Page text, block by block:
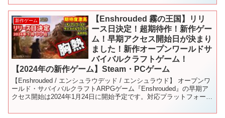
新作ゲーム
【Enshrouded 霧の王国】リリ
ース日決定！超期待作！新作ゲー
ム！早期アクセス開始日が決まり
ました！新作オープンワールドサ
バイバルクラフトゲーム！
【2024年の新作ゲーム】Steam・PCゲーム
【Enshrouded / エンシュラウデッド / エンシュラウド】 オープンワ
ールド・サバイバルクラフトARPGゲーム『Enshrouded』の早期ア
クセス開始は2024年1月24日に開始予定です。対応プラットフォーム